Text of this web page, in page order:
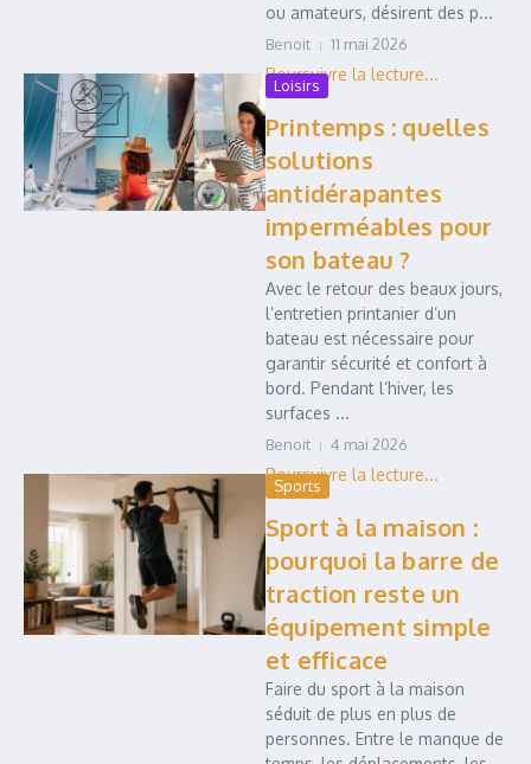
ou amateurs, désirent des p...
Benoit 11 mai 2026
Loisirs
Printemps : quelles
solutions
antidérapantes
imperméables pour
son bateau ?
Avec le retour des beaux jours,
l’entretien printanier d’un
bateau est nécessaire pour
garantir sécurité et confort à
bord. Pendant l’hiver, les
surfaces ...
Benoit 4 mai 2026
Sports
Sport à la maison :
pourquoi la barre de
traction reste un
équipement simple
et efficace
Faire du sport à la maison
séduit de plus en plus de
personnes. Entre le manque de